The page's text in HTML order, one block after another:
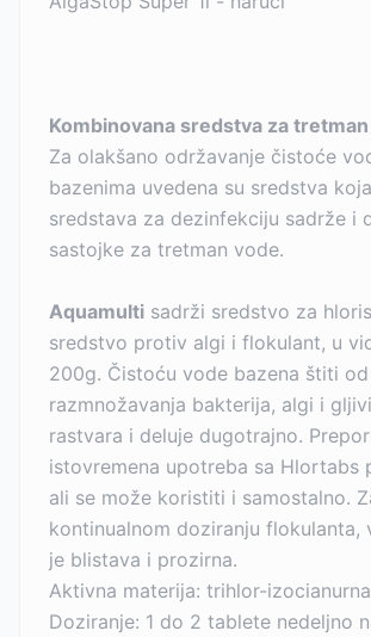
Kombinovana sredstva za
Za olakšano održavanje čistoće
bazenima uvedena su sredstva
sredstava za dezinfekciju sadrže i
sastojke za tretman vode.
Aquamulti sadrži sredstvo za
sredstvo protiv algi i flokulant, u
200g. Čistoću vode bazena štiti od
razmnožavanja bakterija, algi i
rastvara i deluje dugotrajno.
istovremena upotreba sa Hlortabs
ali se može koristiti i samostalno.
kontinualnom doziranju flokulanta,
je blistava i prozirna.
Aktivna materija: trihlor-
Doziranje: 1 do 2 tablete nedeljno